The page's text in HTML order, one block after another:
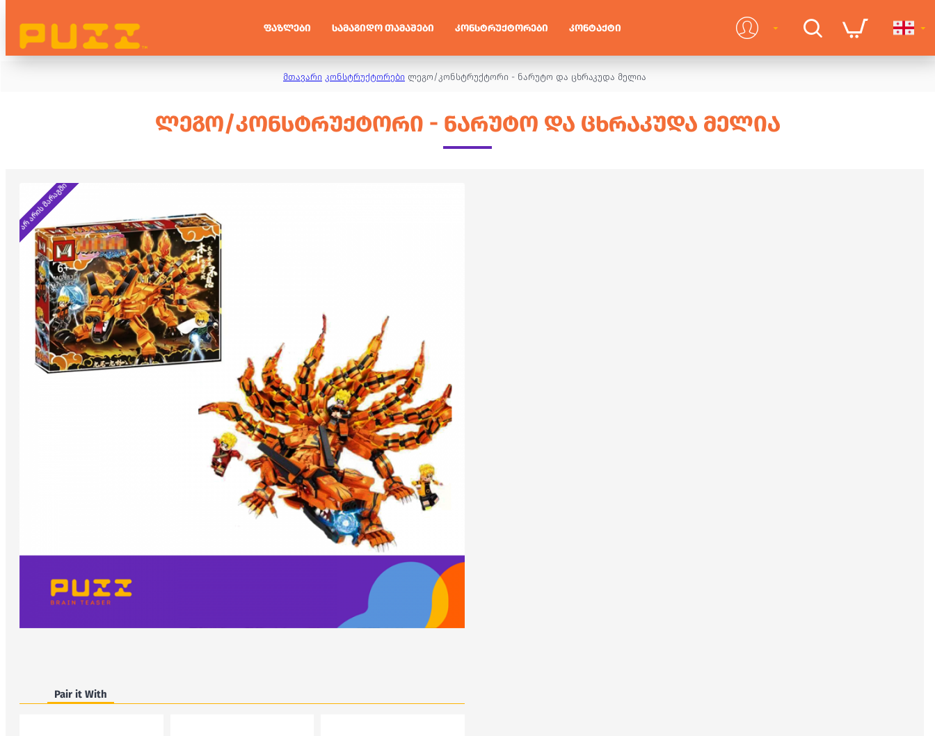
ᲤᲐᲖᲚᲔᲑᲘ ᲡᲐᲛᲐᲒᲘᲓᲝ ᲗᲐᲛᲐᲨᲔᲑᲘ ᲙᲝᲜᲡᲢᲠᲣᲥᲢᲝᲠᲔᲑᲘ ᲙᲝᲜᲢᲐᲥᲢᲘ
მთავარი კონსტრუქტორები ლეგო/კონსტრუქტორი - ნარუტო და ცხრაკუდა მელია
ᲚᲔᲒᲝ/ᲙᲝᲜᲡᲢᲠᲣᲥᲢᲝᲠᲘ - ᲜᲐᲠᲣᲢᲝ ᲓᲐ ᲪᲮᲠᲐᲙᲣᲓᲐ ᲛᲔᲚᲘᲐ
არ არის მარაგში
Pair it With